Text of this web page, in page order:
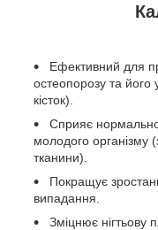
Ефективний для
остеопорозу та його
кісток).
Сприяє
молодого організму
тканини).
Покращує
випадання.
Зміцнює нігтьову